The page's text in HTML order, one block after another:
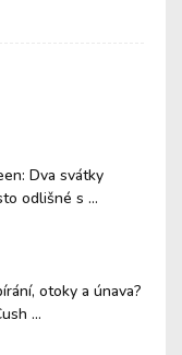
Dva svátky
odlišné s ...
otoky a únava?
...